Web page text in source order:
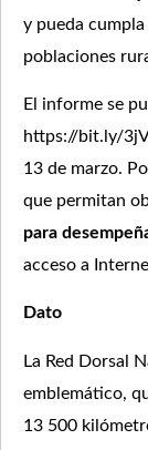
y pueda
poblaciones
El informe se
https://bit.ly/
13 de marzo.
que permitan
para
acceso a
Dato
La Red Dorsal
emblemático,
13 500